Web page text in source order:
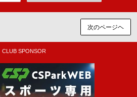
次のページヘ
CLUB SPONSOR